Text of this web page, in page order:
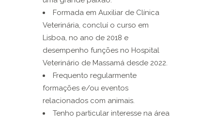
Formada em Auxiliar de Clínica
Veterinária, concluí o curso em
Lisboa, no ano de 2018 e
desempenho funções no Hospital
Veterinário de Massamá desde 2022.
Frequento regularmente
formações e/ou eventos
relacionados com animais.
Tenho particular interesse na área